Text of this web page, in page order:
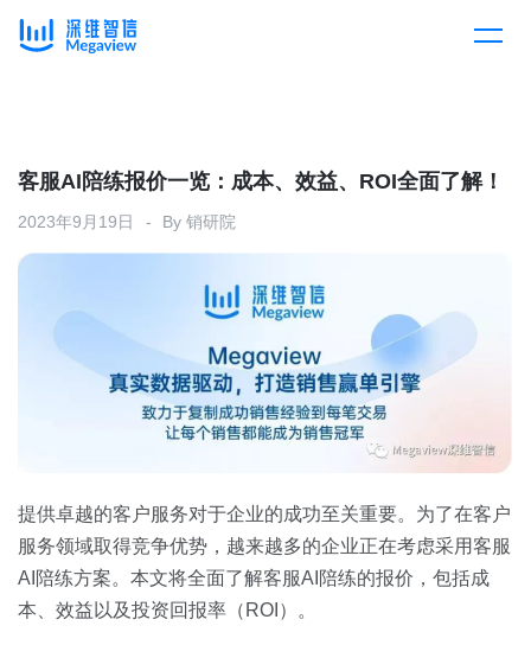
产品总览
产品集成
解决方案
按行业
消费医疗
房地产
金融
客户案例
资源中心
全部
关于我们
客服AI陪练报价一览：成本、效益、ROI全面了解！
2023年9月19日 By 销研院
提供卓越的客户服务对于企业的成功至关重要。为了在客户
服务领域取得竞争优势，越来越多的企业正在考虑采用客服
AI陪练方案。本文将全面了解客服AI陪练的报价，包括成
本、效益以及投资回报率（ROI）。